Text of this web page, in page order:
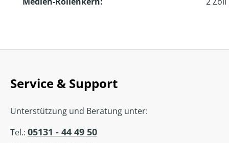
Service & Support
Unterstützung und Beratung unter:
Tel.: 05131 - 44 49 50